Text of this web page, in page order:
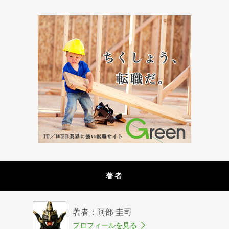
著者
著者：阿部 圭司
プロフィールを見る